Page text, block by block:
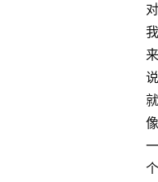
对
我
来
说
就
像
一
个